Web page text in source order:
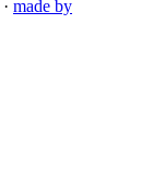
· made by